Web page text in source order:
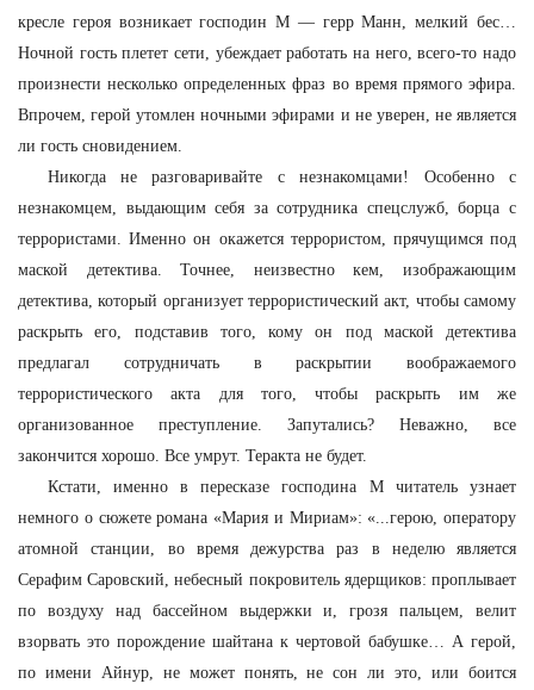
кресле героя возникает господин М — герр Манн, мелкий бес…
Ночной гость плетет сети, убеждает работать на него, всего-то надо
произнести несколько определенных фраз во время прямого эфира.
Впрочем, герой утомлен ночными эфирами и не уверен, не является
ли гость сновидением.
Никогда не разговаривайте с незнакомцами! Особенно с
незнакомцем, выдающим себя за сотрудника спецслужб, борца с
террористами. Именно он окажется террористом, прячущимся под
маской детектива. Точнее, неизвестно кем, изображающим
детектива, который организует террористический акт, чтобы самому
раскрыть его, подставив того, кому он под маской детектива
предлагал сотрудничать в раскрытии воображаемого
террористического акта для того, чтобы раскрыть им же
организованное преступление. Запутались? Неважно, все
закончится хорошо. Все умрут. Теракта не будет.
Кстати, именно в пересказе господина М читатель узнает
немного о сюжете романа «Мария и Мириам»: «...герою, оператору
атомной станции, во время дежурства раз в неделю является
Серафим Саровский, небесный покровитель ядерщиков: проплывает
по воздуху над бассейном выдержки и, грозя пальцем, велит
взорвать это порождение шайтана к чертовой бабушке… А герой,
по имени Айнур, не может понять, не сон ли это, или боится